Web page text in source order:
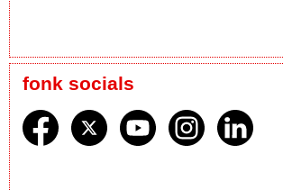
fonk socials